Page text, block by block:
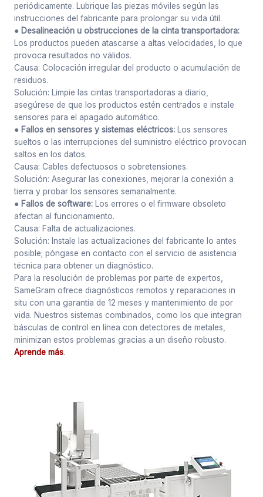
periódicamente. Lubrique las piezas móviles según las
instrucciones del fabricante para prolongar su vida útil.
● Desalineación u obstrucciones de la cinta transportadora:
Los productos pueden atascarse a altas velocidades, lo que
provoca resultados no válidos.
Causa: Colocación irregular del producto o acumulación de
residuos.
Solución: Limpie las cintas transportadoras a diario,
asegúrese de que los productos estén centrados e instale
sensores para el apagado automático.
● Fallos en sensores y sistemas eléctricos: Los sensores
sueltos o las interrupciones del suministro eléctrico provocan
saltos en los datos.
Causa: Cables defectuosos o sobretensiones.
Solución: Asegurar las conexiones, mejorar la conexión a
tierra y probar los sensores semanalmente.
● Fallos de software: Los errores o el firmware obsoleto
afectan al funcionamiento.
Causa: Falta de actualizaciones.
Solución: Instale las actualizaciones del fabricante lo antes
posible; póngase en contacto con el servicio de asistencia
técnica para obtener un diagnóstico.
Para la resolución de problemas por parte de expertos,
SameGram ofrece diagnósticos remotos y reparaciones in
situ con una garantía de 12 meses y mantenimiento de por
vida. Nuestros sistemas combinados, como los que integran
básculas de control en línea con detectores de metales,
minimizan estos problemas gracias a un diseño robusto.
Aprende más.